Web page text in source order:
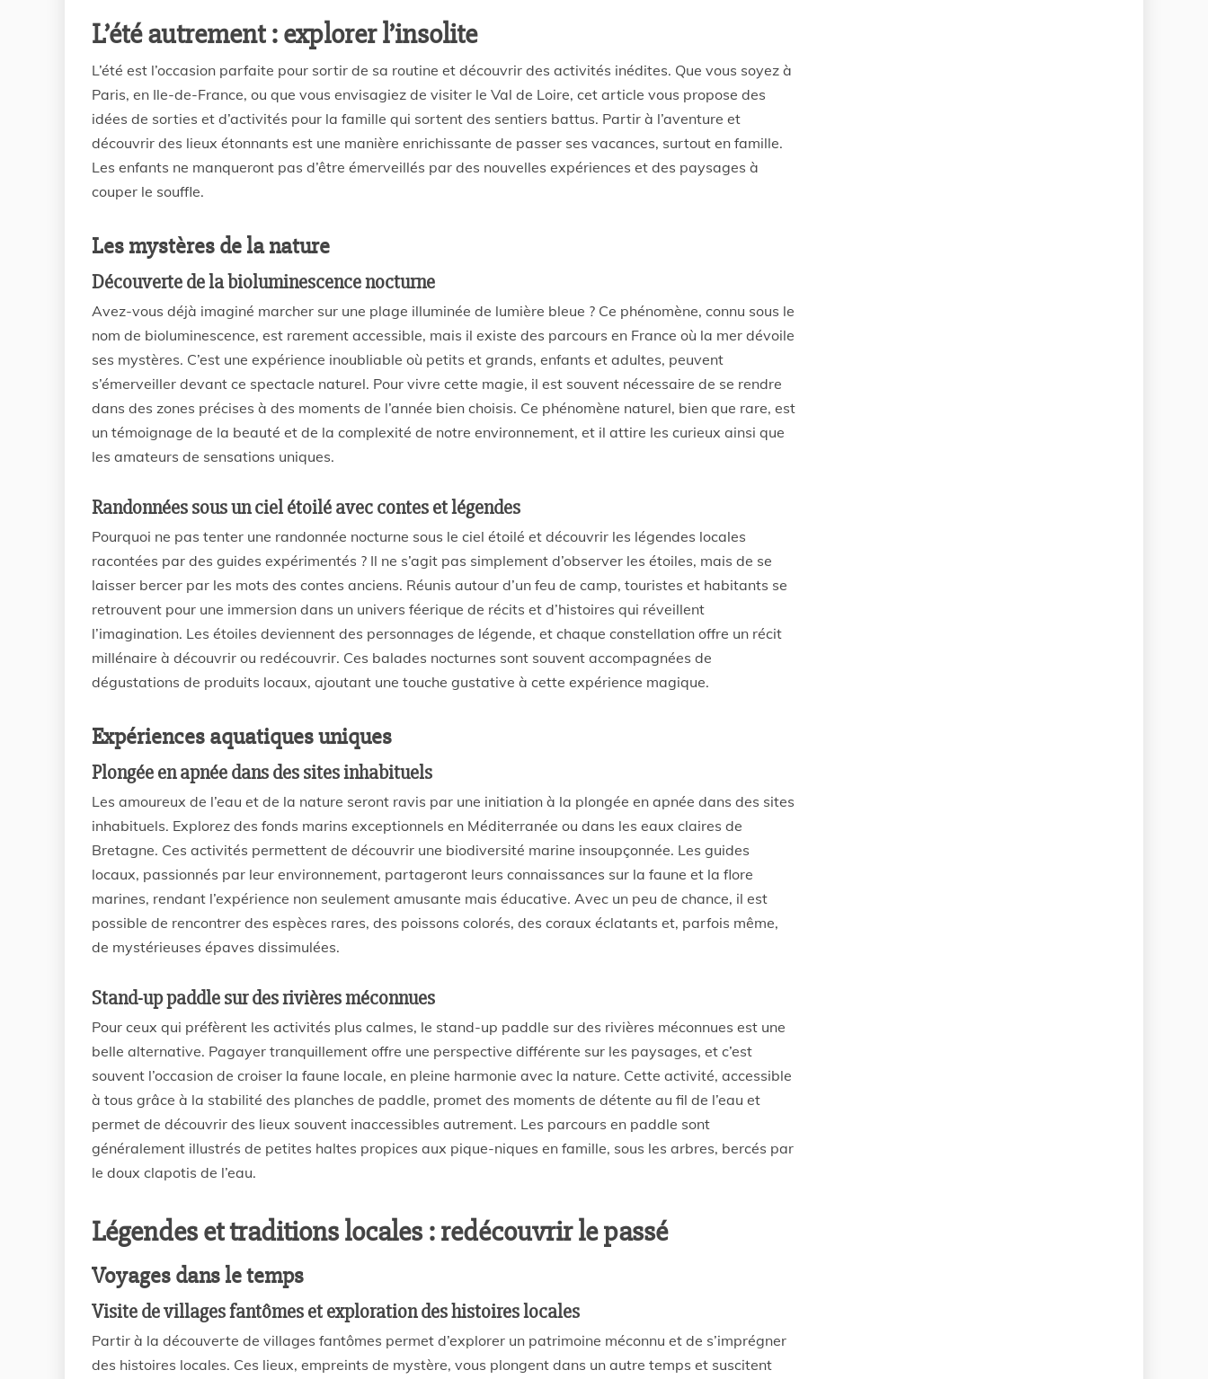
L’été autrement : explorer l’insolite
L’été est l’occasion parfaite pour sortir de sa routine et découvrir des activités inédites. Que vous soyez à
Paris, en Ile-de-France, ou que vous envisagiez de visiter le Val de Loire, cet article vous propose des
idées de sorties et d’activités pour la famille qui sortent des sentiers battus. Partir à l’aventure et
découvrir des lieux étonnants est une manière enrichissante de passer ses vacances, surtout en famille.
Les enfants ne manqueront pas d’être émerveillés par des nouvelles expériences et des paysages à
couper le souffle.
Les mystères de la nature
Découverte de la bioluminescence nocturne
Avez-vous déjà imaginé marcher sur une plage illuminée de lumière bleue ? Ce phénomène, connu sous le
nom de bioluminescence, est rarement accessible, mais il existe des parcours en France où la mer dévoile
ses mystères. C’est une expérience inoubliable où petits et grands, enfants et adultes, peuvent
s’émerveiller devant ce spectacle naturel. Pour vivre cette magie, il est souvent nécessaire de se rendre
dans des zones précises à des moments de l’année bien choisis. Ce phénomène naturel, bien que rare, est
un témoignage de la beauté et de la complexité de notre environnement, et il attire les curieux ainsi que
les amateurs de sensations uniques.
Randonnées sous un ciel étoilé avec contes et légendes
Pourquoi ne pas tenter une randonnée nocturne sous le ciel étoilé et découvrir les légendes locales
racontées par des guides expérimentés ? Il ne s’agit pas simplement d’observer les étoiles, mais de se
laisser bercer par les mots des contes anciens. Réunis autour d’un feu de camp, touristes et habitants se
retrouvent pour une immersion dans un univers féerique de récits et d’histoires qui réveillent
l’imagination. Les étoiles deviennent des personnages de légende, et chaque constellation offre un récit
millénaire à découvrir ou redécouvrir. Ces balades nocturnes sont souvent accompagnées de
dégustations de produits locaux, ajoutant une touche gustative à cette expérience magique.
Expériences aquatiques uniques
Plongée en apnée dans des sites inhabituels
Les amoureux de l’eau et de la nature seront ravis par une initiation à la plongée en apnée dans des sites
inhabituels. Explorez des fonds marins exceptionnels en Méditerranée ou dans les eaux claires de
Bretagne. Ces activités permettent de découvrir une biodiversité marine insoupçonnée. Les guides
locaux, passionnés par leur environnement, partageront leurs connaissances sur la faune et la flore
marines, rendant l’expérience non seulement amusante mais éducative. Avec un peu de chance, il est
possible de rencontrer des espèces rares, des poissons colorés, des coraux éclatants et, parfois même,
de mystérieuses épaves dissimulées.
Stand-up paddle sur des rivières méconnues
Pour ceux qui préfèrent les activités plus calmes, le stand-up paddle sur des rivières méconnues est une
belle alternative. Pagayer tranquillement offre une perspective différente sur les paysages, et c’est
souvent l’occasion de croiser la faune locale, en pleine harmonie avec la nature. Cette activité, accessible
à tous grâce à la stabilité des planches de paddle, promet des moments de détente au fil de l’eau et
permet de découvrir des lieux souvent inaccessibles autrement. Les parcours en paddle sont
généralement illustrés de petites haltes propices aux pique-niques en famille, sous les arbres, bercés par
le doux clapotis de l’eau.
Légendes et traditions locales : redécouvrir le passé
Voyages dans le temps
Visite de villages fantômes et exploration des histoires locales
Partir à la découverte de villages fantômes permet d’explorer un patrimoine méconnu et de s’imprégner
des histoires locales. Ces lieux, empreints de mystère, vous plongent dans un autre temps et suscitent